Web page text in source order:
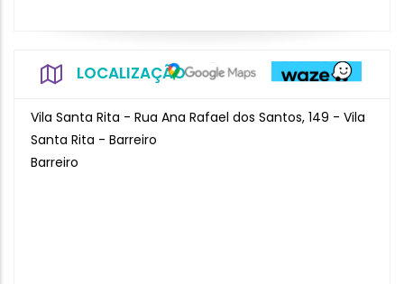
LOCALIZAÇÃO
Vila Santa Rita - Rua Ana Rafael dos Santos, 149 - Vila
Santa Rita - Barreiro
Barreiro